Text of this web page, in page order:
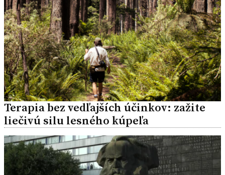
Terapia bez vedľajších účinkov: zažite
liečivú silu lesného kúpeľa